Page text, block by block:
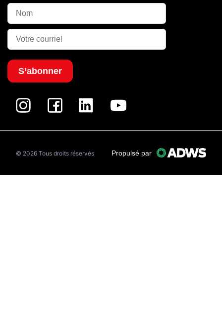
S’abonner
© 2026 Tous droits réservés Propulsé par